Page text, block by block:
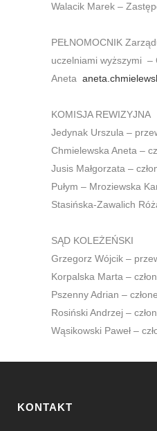
Walacik Marek –
PEŁNOMOCNIK
uczelniami wyższymi –
Aneta
KOMISJA REWIZYJNA
Jedynak Urszula –
Chmielewska Aneta –
Jusis Małgorzata –
Pułym – Mroziewska
Stasińska-Zawalich
SĄD KOLEŻEŃSKI
Grzegorz Wójcik –
Korpalska Marta –
Pszenny Adrian –
Rosiński Andrzej –
Wąsikowski Paweł –
KONTAKT